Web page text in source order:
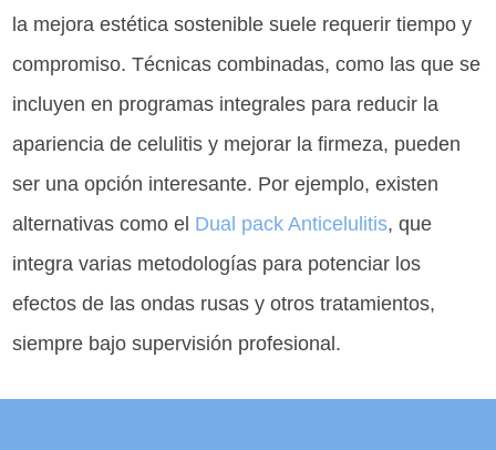
la mejora estética sostenible suele requerir tiempo y
compromiso. Técnicas combinadas, como las que se
incluyen en programas integrales para reducir la
apariencia de celulitis y mejorar la firmeza, pueden
ser una opción interesante. Por ejemplo, existen
alternativas como el Dual pack Anticelulitis, que
integra varias metodologías para potenciar los
efectos de las ondas rusas y otros tratamientos,
siempre bajo supervisión profesional.